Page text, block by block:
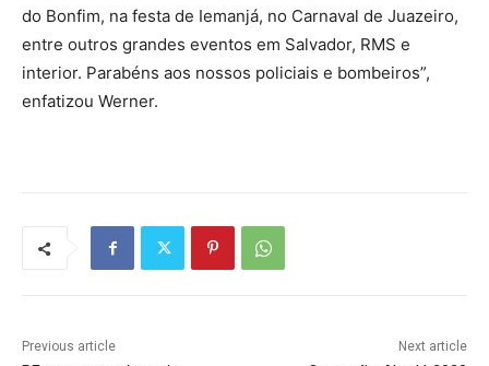
do Bonfim, na festa de Iemanjá, no Carnaval de Juazeiro,
entre outros grandes eventos em Salvador, RMS e
interior. Parabéns aos nossos policiais e bombeiros”,
enfatizou Werner.
Previous article Next article